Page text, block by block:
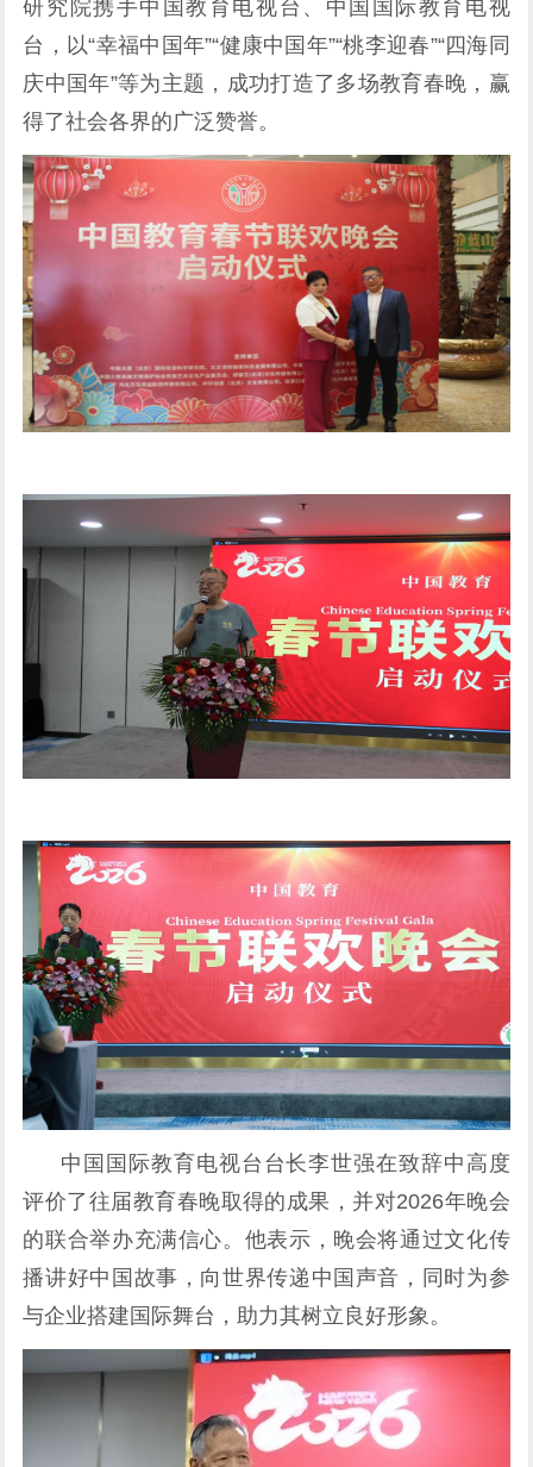
研究院携手中国教育电视台、中国国际教育电视
台，以“幸福中国年”“健康中国年”“桃李迎春”“四海同
庆中国年”等为主题，成功打造了多场教育春晚，赢
得了社会各界的广泛赞誉。
中国国际教育电视台台长李世强在致辞中高度
评价了往届教育春晚取得的成果，并对2026年晚会
的联合举办充满信心。他表示，晚会将通过文化传
播讲好中国故事，向世界传递中国声音，同时为参
与企业搭建国际舞台，助力其树立良好形象。